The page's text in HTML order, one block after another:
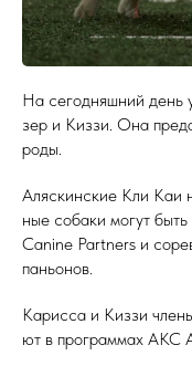
На се­год­няшний день
зер и Киз­зи. Она
роды.
Аляс­кин­ские Кли Каи
ные со­баки мо­гут
Canine Partners и
пань­онов.
Ка­рис­са и Киз­зи
ют в прог­раммах AKC